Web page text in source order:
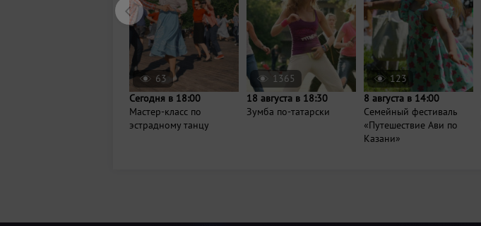
63
Сегодня в 18:00
Мастер-класс по
эстрадному танцу
1365
18 августа в 18:30
Зумба по-татарски
123
8 августа в 14:00
Семейный фестиваль
«Путешествие Ави по
Казани»